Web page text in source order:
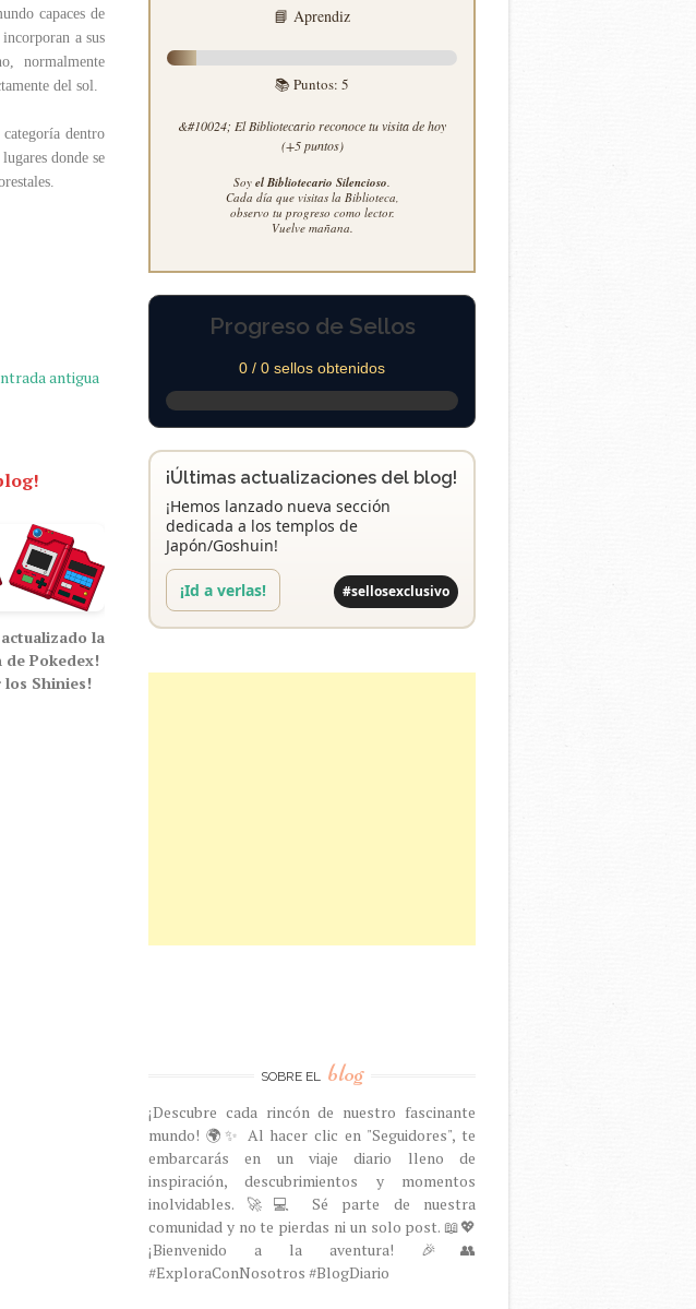
capaces de
a sus
normalmente
del sol.
dentro
donde se
antigua
actualizado la
de Pokedex!
los Shinies!
📘 Aprendiz
📚 Puntos: 5
&#10024; El Bibliotecario reconoce tu visita de hoy
(+5 puntos)
Soy el Bibliotecario Silencioso.
Cada día que visitas la Biblioteca,
observo tu progreso como lector.
Vuelve mañana.
Progreso de Sellos
0 / 0 sellos obtenidos
¡Últimas actualizaciones del blog!
¡Hemos lanzado nueva sección
dedicada a los templos de
Japón/Goshuin!
¡Id a verlas! #sellosexclusivo
SOBRE EL blog
¡Descubre cada rincón de nuestro fascinante
mundo! 🌍✨ Al hacer clic en "Seguidores", te
embarcarás en un viaje diario lleno de
inspiración, descubrimientos y momentos
inolvidables. 🚀💻 Sé parte de nuestra
comunidad y no te pierdas ni un solo post. 📖💖
¡Bienvenido a la aventura! 🎉👥
#ExploraConNosotros #BlogDiario